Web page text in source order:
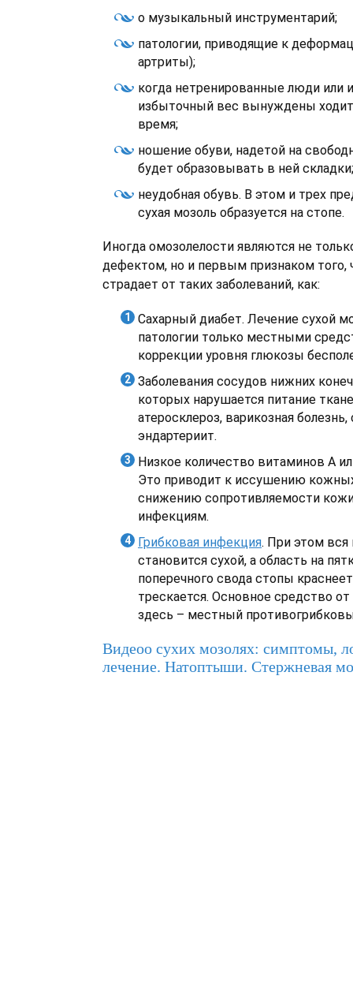
о музыкальный инструментарий;
патологии, приводящие к
артриты);
когда нетренированные люди
избыточный вес вынуждены
время;
ношение обуви, надетой на
будет образовывать в ней складки;
неудобная обувь. В этом и трех
сухая мозоль образуется на стопе.
Иногда омозолелости являются не
дефектом, но и первым признаком того,
страдает от таких заболеваний, как:
Сахарный диабет. Лечение сухой
патологии только местными
коррекции уровня глюкозы
Заболевания сосудов нижних
которых нарушается питание
атеросклероз, варикозная
эндартериит.
Низкое количество витаминов A
Это приводит к иссушению
снижению сопротивляемости
инфекциям.
Грибковая инфекция. При этом вся
становится сухой, а область на
поперечного свода стопы
трескается. Основное средство
здесь – местный
Видеоо сухих мозолях: симптомы,
лечение. Натоптыши. Стержневая